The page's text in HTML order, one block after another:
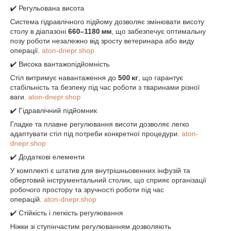
✔️ Регульована висота
Система гідравлічного підйому дозволяє змінювати висоту
столу в діапазоні 660–1180 мм , що забезпечує оптимальну
позу роботи незалежно від зросту ветеринара або виду
операції. aton-dnepr.shop
✔️ Висока вантажопідйомність
Стіл витримує навантаження до 500 кг , що гарантує
стабільність та безпеку під час роботи з тваринами різної
ваги. aton-dnepr.shop
✔️ Гідравлічний підйомник
Гладке та плавне регулювання висоти дозволяє легко
адаптувати стіл під потреби конкретної процедури. aton-
dnepr.shop
✔️ Додаткові елементи
У комплекті є штатив для внутрішньовенних інфузій та
обертовий інструментальний столик, що сприяє організації
робочого простору та зручності роботи під час
операцій. aton-dnepr.shop
✔️ Стійкість і легкість регулювання
Ніжки зі ступінчастим регулюванням дозволяють